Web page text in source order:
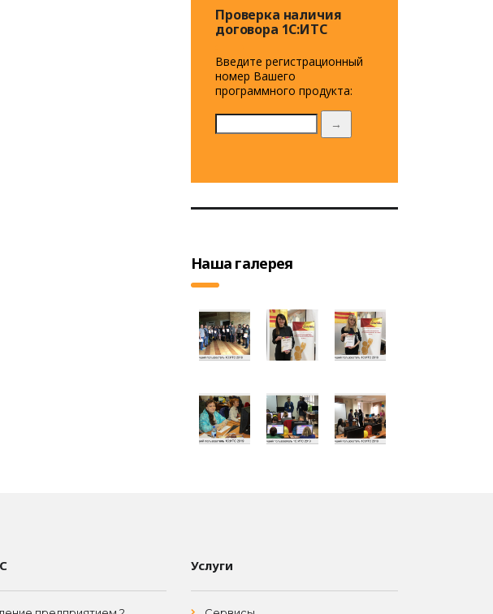
Проверка наличия
договора 1C:ИТС
Введите регистрационный
номер Вашего
программного продукта:
→
Наша галерея
Услуги